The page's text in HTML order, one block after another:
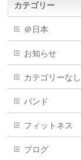
カテゴリー
＠日本
お知らせ
カテゴリーなし
バンド
フィットネス
ブログ